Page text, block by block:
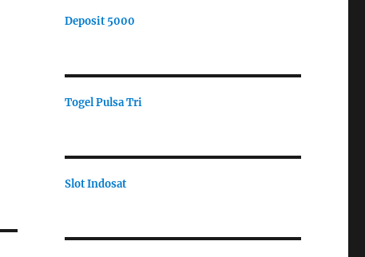
Deposit 5000
Togel Pulsa Tri
Slot Indosat